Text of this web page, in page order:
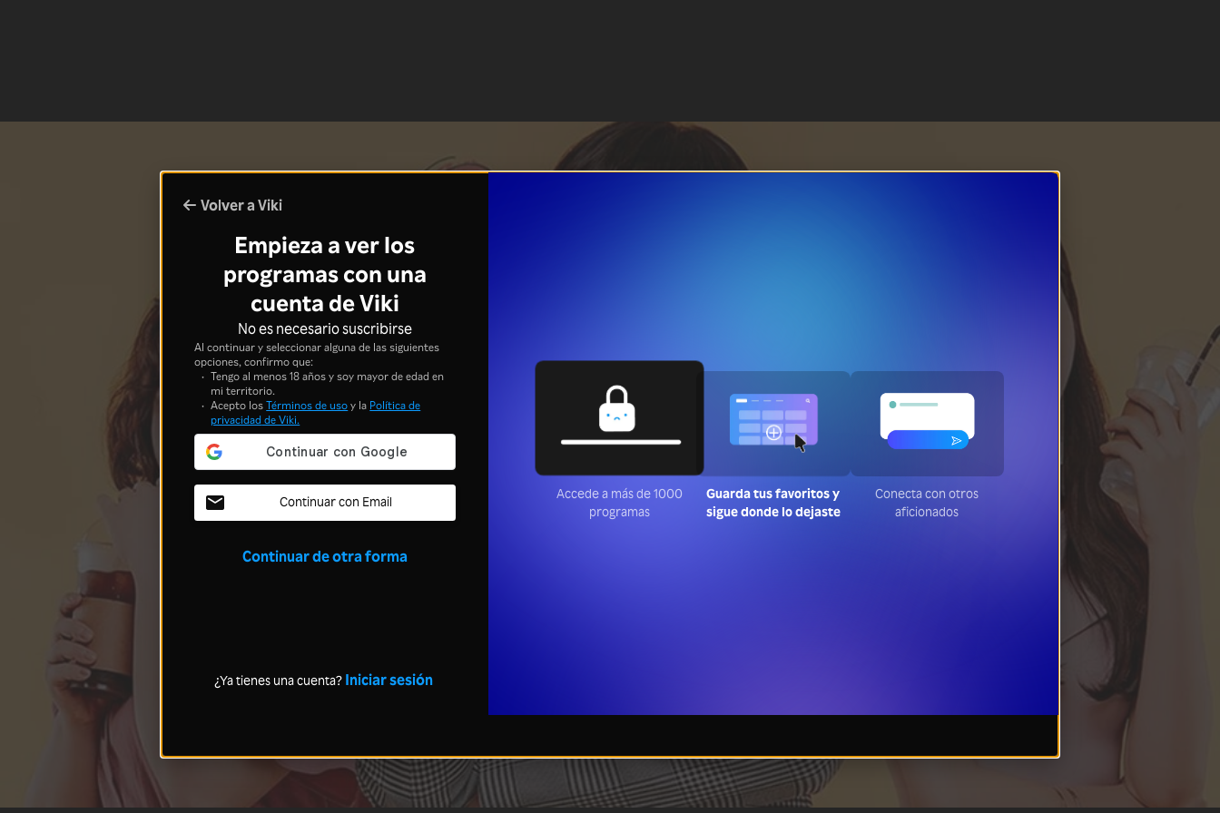
Volver a Viki
Empieza a ver los
programas con una
cuenta de Viki
No es necesario suscribirse
Al continuar y seleccionar alguna de las siguientes
opciones, confirmo que:
Tengo al menos 18 años y soy mayor de edad en
mi territorio.
Acepto losTérminos de usoy la Política de
privacidad de Viki.
Continuar con Email
Continuar de otra forma
¿Ya tienes una cuenta? Iniciar sesión
Accede a más de 1000
programas
Guarda tus favoritos y
sigue donde lo dejaste
Conecta con otros
aficionados